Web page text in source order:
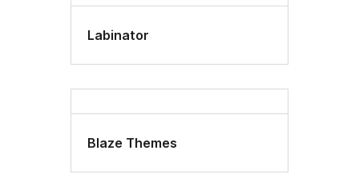
Labinator
Blaze Themes